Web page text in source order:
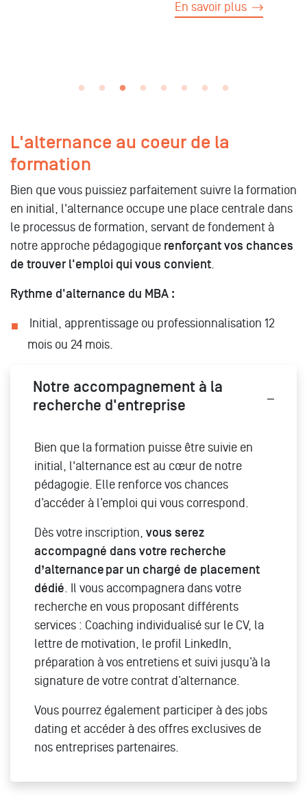
L'alternance au coeur de la
formation
Bien que vous puissiez parfaitement suivre la formation
en initial, l'alternance occupe une place centrale dans
le processus de formation, servant de fondement à
notre approche pédagogique renforçant vos chances
de trouver l'emploi qui vous convient.
Rythme d'alternance du MBA :
Initial, apprentissage ou professionnalisation 12
mois ou 24 mois.
Notre accompagnement à la
recherche d'entreprise
Bien que la formation puisse être suivie en
initial, l'alternance est au cœur de notre
pédagogie. Elle renforce vos chances
d’accéder à l’emploi qui vous correspond.
Dès votre inscription, vous serez
accompagné dans votre recherche
d’alternance par un chargé de placement
dédié . Il vous accompagnera dans votre
recherche en vous proposant différents
services : Coaching individualisé sur le CV, la
lettre de motivation, le profil LinkedIn,
préparation à vos entretiens et suivi jusqu’à la
signature de votre contrat d’alternance.
Vous pourrez également participer à des jobs
dating et accéder à des offres exclusives de
nos entreprises partenaires.